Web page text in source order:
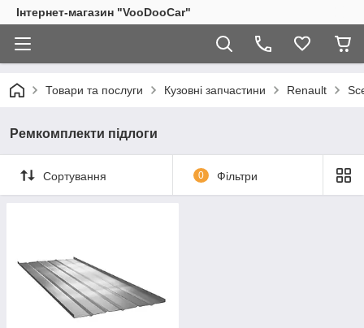
Інтернет-магазин "VooDooCar"
Товари та послуги Кузовні запчастини Renault
Ремкомплекти підлоги
Сортування 0 Фільтри